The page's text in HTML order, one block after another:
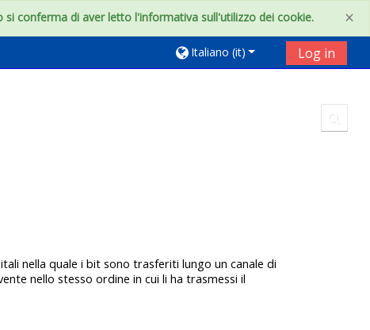
×
conferma di aver letto l'informativa sull'utilizzo dei cookie.
Italiano ‎(it)‎ Log in
nella quale i bit sono trasferiti lungo un canale di
nello stesso ordine in cui li ha trasmessi il